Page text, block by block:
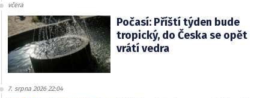
včera
Počasí: Příští týden bude
tropický, do Česka se opět
vrátí vedra
7. srpna 2026 22:04